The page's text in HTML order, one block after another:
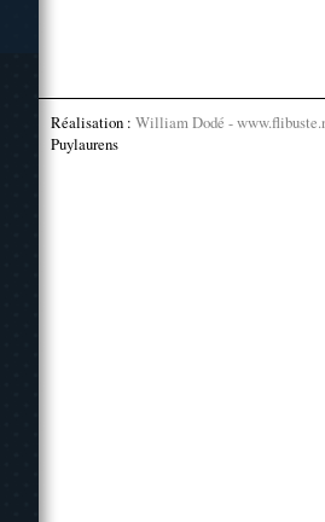
Réalisation : William Dodé -
Puylaurens